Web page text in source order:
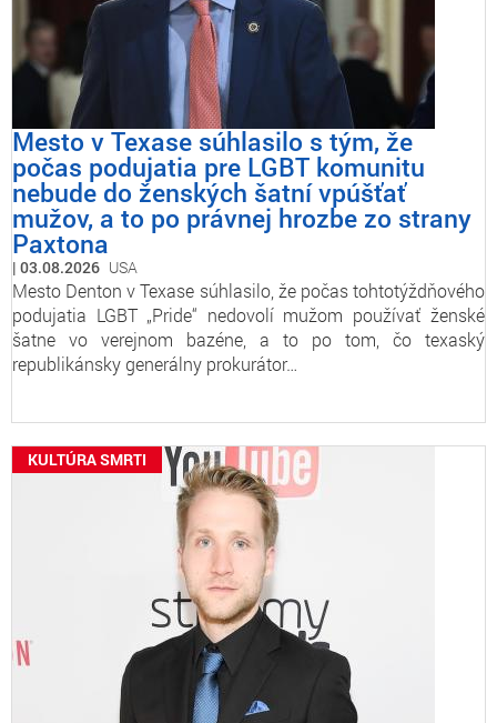
Mesto v Texase súhlasilo s tým, že
počas podujatia pre LGBT komunitu
nebude do ženských šatní vpúšťať
mužov, a to po právnej hrozbe zo strany
Paxtona
03.08.2026 USA
Mesto Denton v Texase súhlasilo, že počas tohtotýždňového
podujatia LGBT „Pride“ nedovolí mužom používať ženské
šatne vo verejnom bazéne, a to po tom, čo texaský
republikánsky generálny prokurátor…
KULTÚRA SMRTI